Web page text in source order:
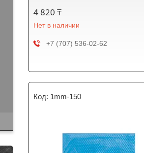
4 820 ₸
Нет в наличии
+7 (707) 536-02-62
1mm-150